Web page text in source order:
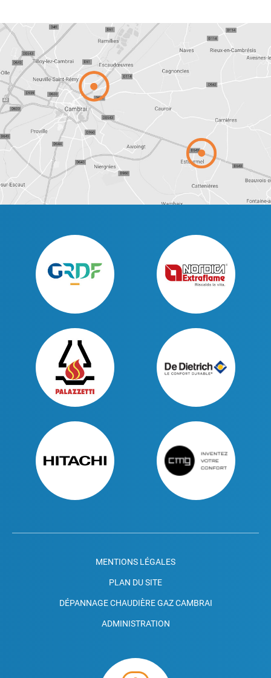
MENTIONS LÉGALES
PLAN DU SITE
DÉPANNAGE CHAUDIÈRE GAZ CAMBRAI
ADMINISTRATION